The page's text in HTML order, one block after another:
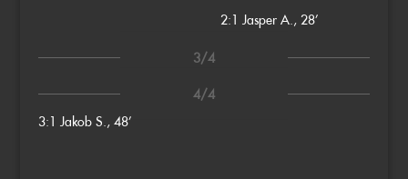
2:1 Jasper A., 28’
3/4
4/4
3:1 Jakob S., 48’